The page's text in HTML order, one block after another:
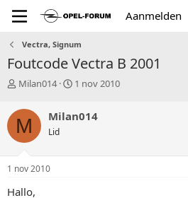
Aanmelden
Vectra, Signum
Foutcode Vectra B 2001
T
p
i
c
s
a
t
Milan014
S
r
a
1 nov 2010
M Milan014
Lid
1 nov 2010
Hallo,